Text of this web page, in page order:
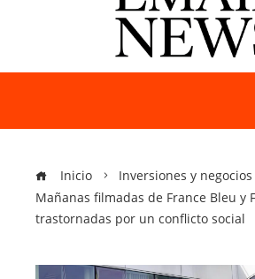
Inicio
Inversiones y negocios
Mañanas filmadas de France Bleu y
trastornadas por un conflicto social